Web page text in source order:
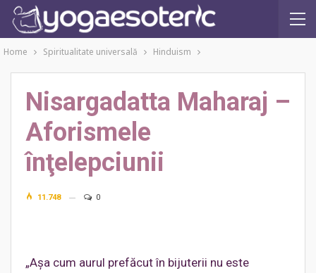
Home Spiritualitate universală Hinduism
Nisargadatta Maharaj –
Aforismele
înţelepciunii
11.748 0
„Aşa cum aurul prefăcut în bijuterii nu este